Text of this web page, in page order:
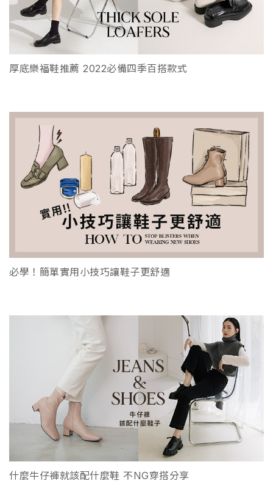
厚底樂福鞋推薦 2022必備四季百搭款式
必學！簡單實用小技巧讓鞋子更舒適
什麼牛仔褲就該配什麼鞋 不NG穿搭分享